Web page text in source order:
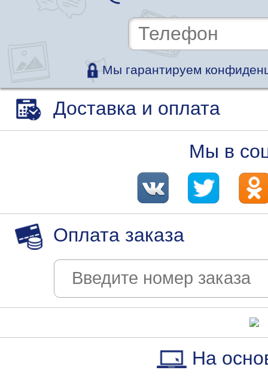
Мы гарантируем
Доставка и оплата
Мы в
Оплата заказа
На